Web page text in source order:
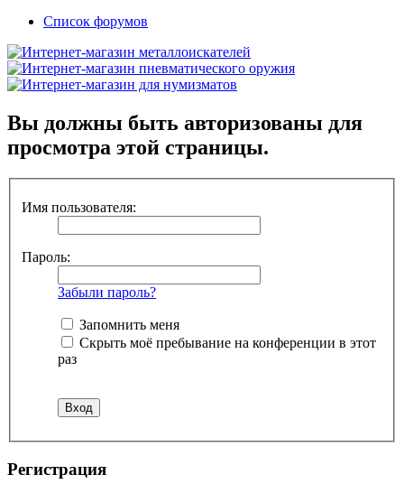
Список форумов
Вы должны быть авторизованы для
просмотра этой страницы.
Имя пользователя:
Пароль:
Забыли пароль?
Запомнить меня
Скрыть моё пребывание на конференции в этот
раз
Регистрация